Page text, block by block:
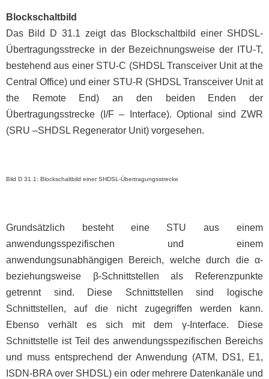
Blockschaltbild
Das Bild D 31.1 zeigt das Blockschaltbild einer SHDSL-
Übertragungsstrecke in der Bezeichnungsweise der ITU-T,
bestehend aus einer STU-C (SHDSL Transceiver Unit at the
Central Office) und einer STU-R (SHDSL Transceiver Unit at
the Remote End) an den beiden Enden der
Übertragungsstrecke (I/F – Interface). Optional sind ZWR
(SRU –SHDSL Regenerator Unit) vorgesehen.
Bild D 31.1: Blockschaltbild einer SHDSL-Übertragungsstrecke
Grundsätzlich besteht eine STU aus einem
anwendungsspezifischen und einem
anwendungsunabhängigen Bereich, welche durch die α-
beziehungsweise β-Schnittstellen als Referenzpunkte
getrennt sind. Diese Schnittstellen sind logische
Schnittstellen, auf die nicht zugegriffen werden kann.
Ebenso verhält es sich mit dem γ-Interface. Diese
Schnittstelle ist Teil des anwendungsspezifischen Bereichs
und muss entsprechend der Anwendung (ATM, DS1, E1,
ISDN-BRA over SHDSL) ein oder mehrere Datenkanäle und